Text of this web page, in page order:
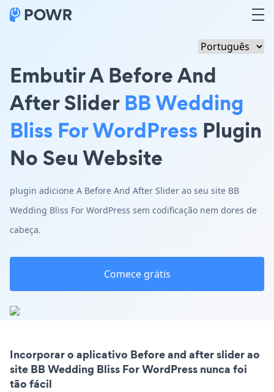
Embutir A Before And
After SliderBB Wedding
Bliss For WordPress Plugin
No Seu Website
plugin adicione A Before And After Slider ao seu site BB
Wedding Bliss For WordPress sem codificação nem dores de
cabeça.
Comece grátis
Incorporar o aplicativo Before and after slider ao
site BB Wedding Bliss For WordPress nunca foi
tão fácil